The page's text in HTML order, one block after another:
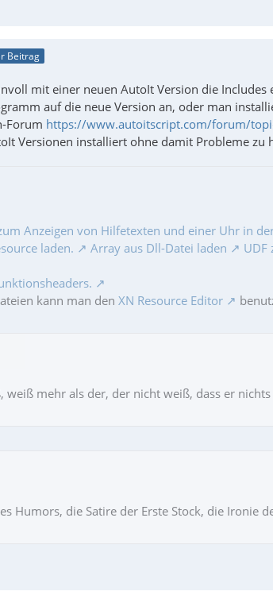
Beitrag
mit einer neuen AutoIt Version die Includes
auf die neue Version an, oder man
Forum https://www.autoitscript.com/forum/
Versionen installiert ohne damit Probleme zu
Anzeigen von Hilfetexten und einer Uhr in
laden.
Array aus Dll-Datei laden
UDF
kann man den XN Resource Editor
weiß mehr als der, der nicht weiß, dass er
Humors, die Satire der Erste Stock, die Ironie